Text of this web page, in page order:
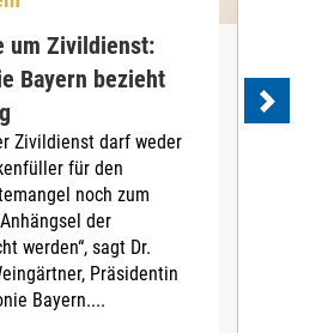
um Zivildienst:
Bayern bezieht
Zivildienst darf weder
für den
noch zum
der
werden“, sagt Dr.
Präsidentin
Bayern....